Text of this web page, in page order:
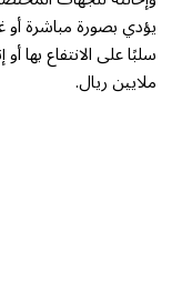
يؤدي بصورة مباشرة أو غير
ملايين ريال.